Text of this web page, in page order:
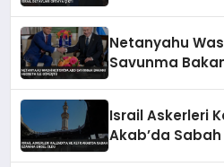
Netanyahu
Savunma
Israil Askerleri
Akab’da Sabah